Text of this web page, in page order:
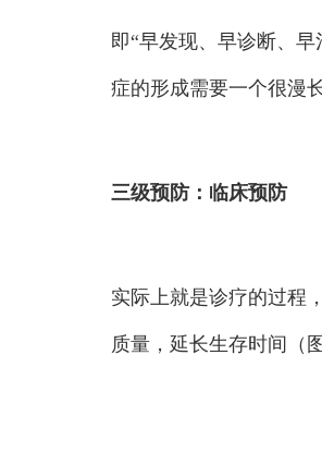
即“早发现、早诊断、
症的形成需要一个很漫
三级预防：临床预防
实际上就是诊疗的过程
质量，延长生存时间（图